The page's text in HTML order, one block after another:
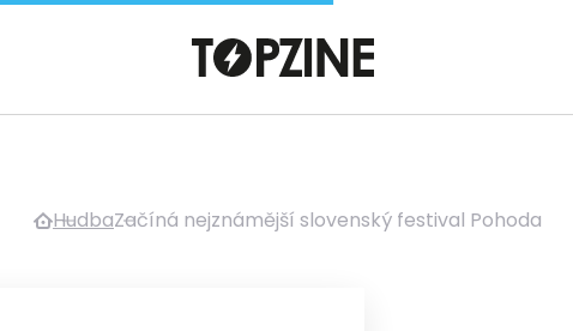
HudbaZačíná nejznámější slovenský festival Pohoda